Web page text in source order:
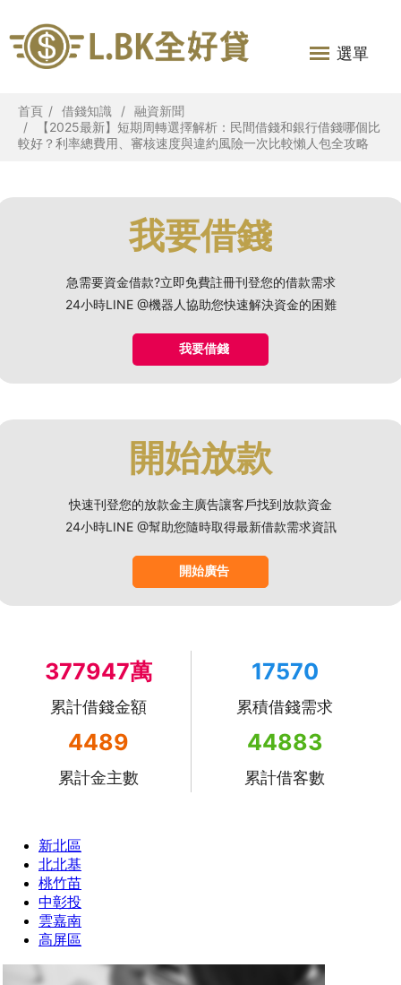
選單
首頁 借錢知識
融資新聞
【2025最新】短期周轉選擇解析：民間借錢和銀行借錢哪個比
較好？利率總費用、審核速度與違約風險一次比較懶人包全攻略
我要借錢
急需要資金借款?立即免費註冊刊登您的借款需求
24小時LINE @機器人協助您快速解決資金的困難
我要借錢
開始放款
快速刊登您的放款金主廣告讓客戶找到放款資金
24小時LINE @幫助您隨時取得最新借款需求資訊
開始廣告
377947萬
累計借錢金額
17570
累積借錢需求
4489
累計金主數
44883
累計借客數